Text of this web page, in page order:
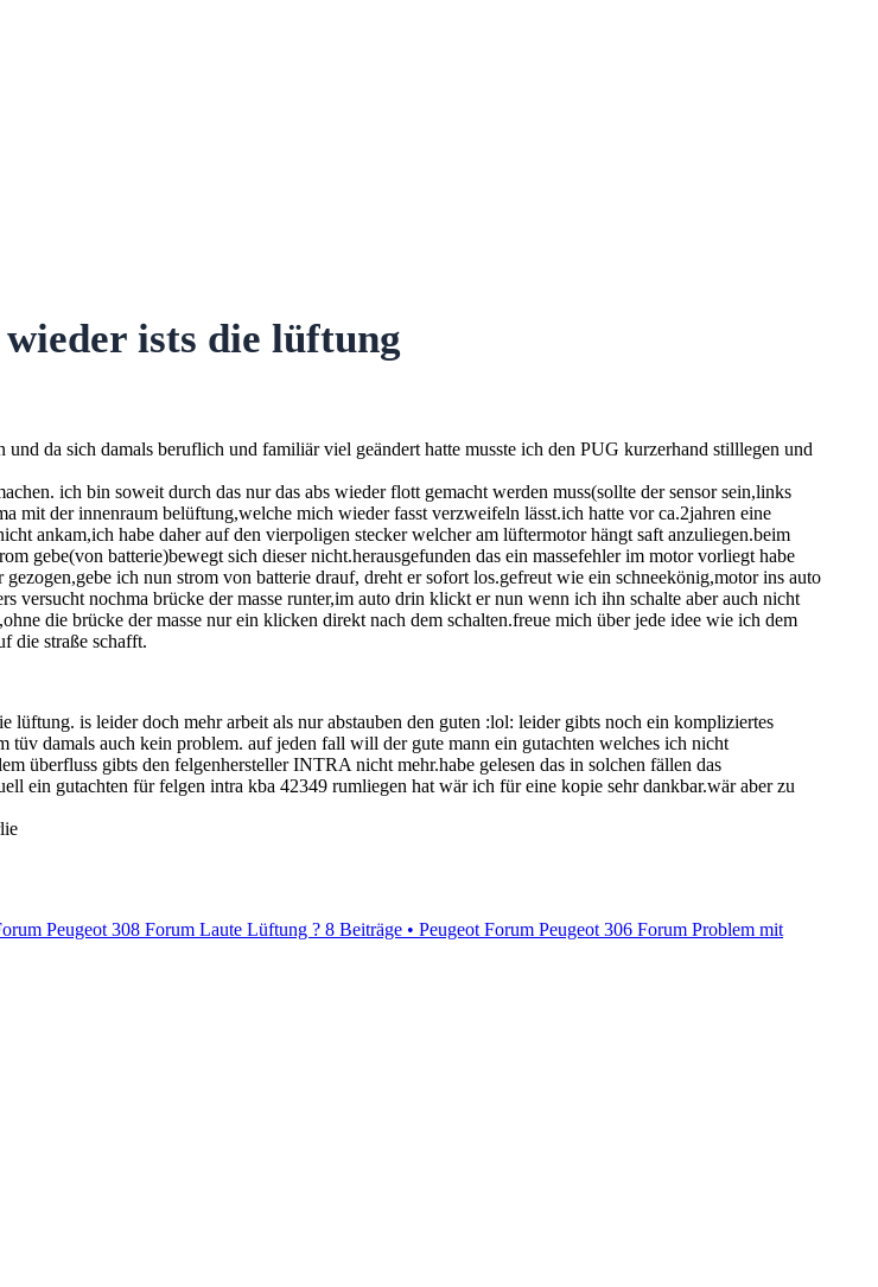
ists die lüftung
da sich damals beruflich und familiär viel geändert hatte musste ich den PUG kurzerhand stilllegen und
ich bin soweit durch das nur das abs wieder flott gemacht werden muss(sollte der sensor sein,links
mit der innenraum belüftung,welche mich wieder fasst verzweifeln lässt.ich hatte vor ca.2jahren eine
ankam,ich habe daher auf den vierpoligen stecker welcher am lüftermotor hängt saft anzuliegen.beim
gebe(von batterie)bewegt sich dieser nicht.herausgefunden das ein massefehler im motor vorliegt habe
ich nun strom von batterie drauf, dreht er sofort los.gefreut wie ein schneekönig,motor ins auto
versucht nochma brücke der masse runter,im auto drin klickt er nun wenn ich ihn schalte aber auch nicht
die brücke der masse nur ein klicken direkt nach dem schalten.freue mich über jede idee wie ich dem
die straße schafft.
is leider doch mehr arbeit als nur abstauben den guten :lol: leider gibts noch ein kompliziertes
damals auch kein problem. auf jeden fall will der gute mann ein gutachten welches ich nicht
überfluss gibts den felgenhersteller INTRA nicht mehr.habe gelesen das in solchen fällen das
ein gutachten für felgen intra kba 42349 rumliegen hat wär ich für eine kopie sehr dankbar.wär aber zu
Peugeot 308 Forum Laute Lüftung ? 8 Beiträge • Peugeot Forum Peugeot 306 Forum Problem mit